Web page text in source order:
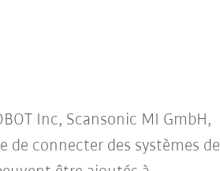
Inc, Scansonic MI GmbH,
de connecter des systèmes de